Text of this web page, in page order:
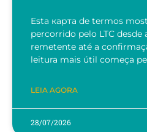
Esta карта de termos
percorrido pelo LTC desde
remetente até a
leitura mais útil começa
LEIA AGORA
28/07/2026